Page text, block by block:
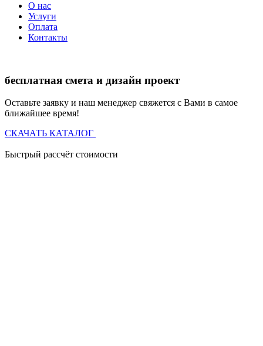
О нас
Услуги
Оплата
Контакты
бесплатная смета и дизайн проект
Оставьте заявку и наш менеджер свяжется с Вами в самое
ближайшее время!
СКАЧАТЬ КАТАЛОГ
Быстрый рассчёт стоимости